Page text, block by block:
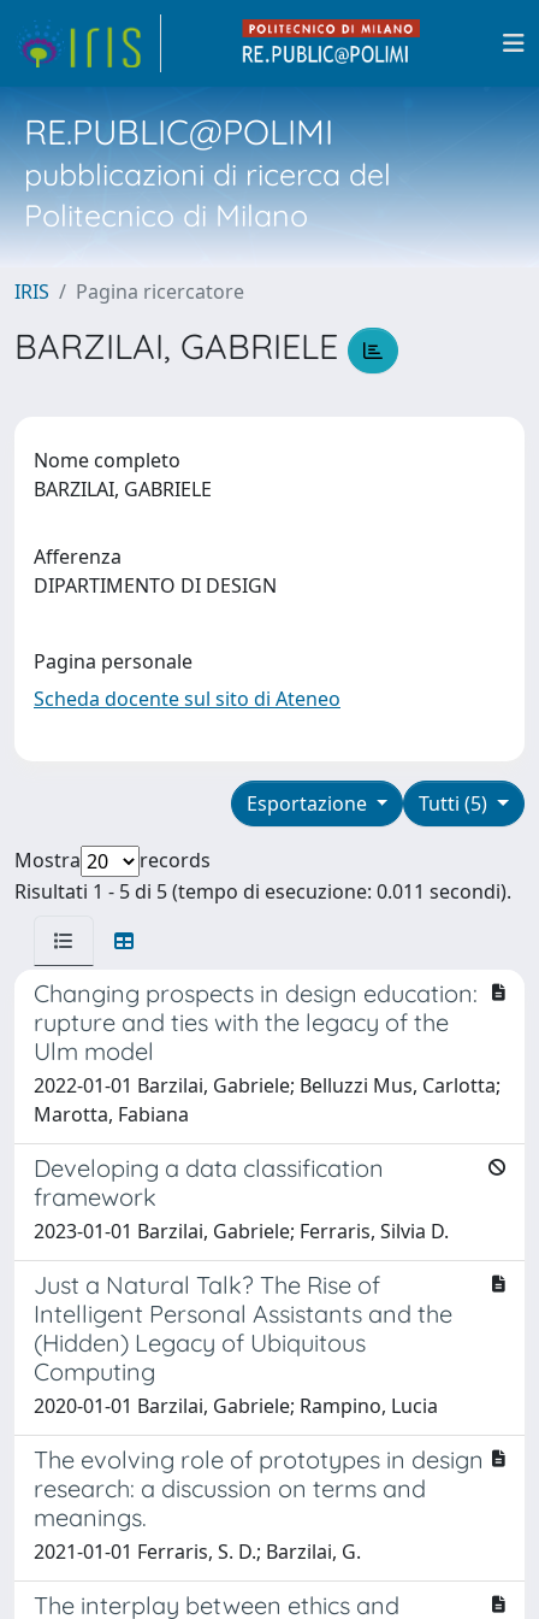
RE.PUBLIC@POLIMI
pubblicazioni di ricerca del
Politecnico di Milano
IRIS Pagina ricercatore
BARZILAI, GABRIELE
Nome completo
BARZILAI, GABRIELE
Afferenza
DIPARTIMENTO DI DESIGN
Pagina personale
Scheda docente sul sito di Ateneo
Tutti (5)
Esportazione
Mostra
records
Risultati 1 - 5 di 5 (tempo di esecuzione: 0.011 secondi).
Changing prospects in design education:
rupture and ties with the legacy of the
Ulm model
2022-01-01 Barzilai, Gabriele; Belluzzi Mus, Carlotta;
Marotta, Fabiana
Developing a data classification
framework
2023-01-01 Barzilai, Gabriele; Ferraris, Silvia D.
Just a Natural Talk? The Rise of
Intelligent Personal Assistants and the
(Hidden) Legacy of Ubiquitous
Computing
2020-01-01 Barzilai, Gabriele; Rampino, Lucia
The evolving role of prototypes in design
research: a discussion on terms and
meanings.
2021-01-01 Ferraris, S. D.; Barzilai, G.
The interplay between ethics and